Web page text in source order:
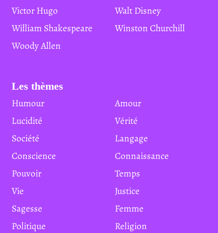
Victor Hugo
Walt Disney
William Shakespeare
Winston Churchill
Woody Allen
Les thèmes
Humour
Amour
Lucidité
Vérité
Société
Langage
Conscience
Connaissance
Pouvoir
Temps
Vie
Justice
Sagesse
Femme
Politique
Religion